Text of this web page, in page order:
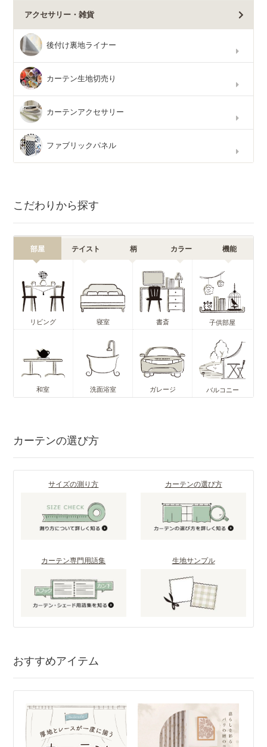
アクセサリー・雑貨
後付け裏地ライナー
カーテン生地切売り
カーテンアクセサリー
ファブリックパネル
こだわりから探す
部屋 テイスト 柄 カラー 機能
リビング 寝室 書斎 子供部屋
和室 洗面浴室 ガレージ バルコニー
カーテンの選び方
サイズの測り方 カーテンの選び方
カーテン専門用語集 生地サンプル
おすすめアイテム